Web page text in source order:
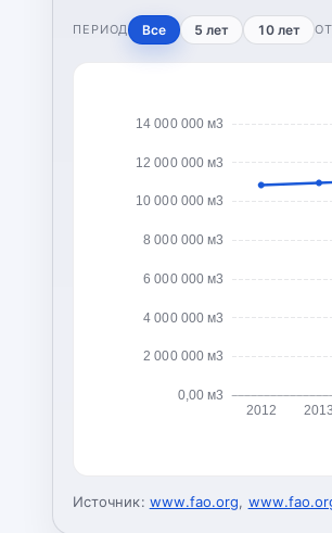
ПЕРИОД Все 5 лет 10 лет
0,00 м3
2 000 000 м3
4 000 000 м3
6 000 000 м3
8 000 000 м3
10 000 000 м3
12 000 000 м3
14 000 000 м3
2012 2013
Источник: www.fao.org,